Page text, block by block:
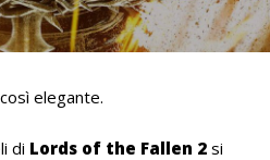
elegante.
di Lords of the Fallen 2 si